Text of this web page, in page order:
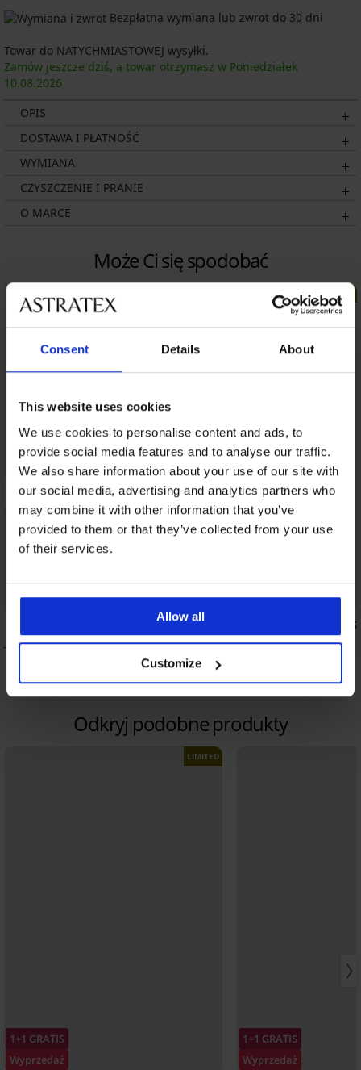
Consent Details About
This website uses cookies
We use cookies to personalise content and ads, to
provide social media features and to analyse our traffic.
We also share information about your use of our site with
our social media, advertising and analytics partners who
may combine it with other information that you’ve
provided to them or that they’ve collected from your use
of their services.
Allow all
Customize
Bezpłatna wymiana lub zwrot do 30 dni
Towar do NATYCHMIASTOWEJ wysyłki.
Zamów jeszcze dziś, a towar otrzymasz w Poniedziałek
10.08.2026
OPIS
DOSTAWA I PŁATNOŚĆ
WYMIANA
CZYSZCZENIE I PRANIE
O MARCE
Może Ci się spodobać
kąpielowy Paula III
Wyprzedaż
Zniżka -70%
LIMITED
5
Majtki od stroju kąpielowego Orange
Gold
Odkryj podobne produkty
1+1 GRATIS
Wyprzedaż
LIMITED
1+1 GRATIS
Wyprzedaż